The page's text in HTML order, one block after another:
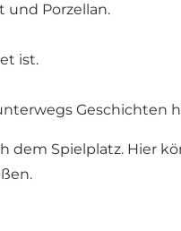
und Porzellan.
ist.
Geschichten
dem Spielplatz. Hier